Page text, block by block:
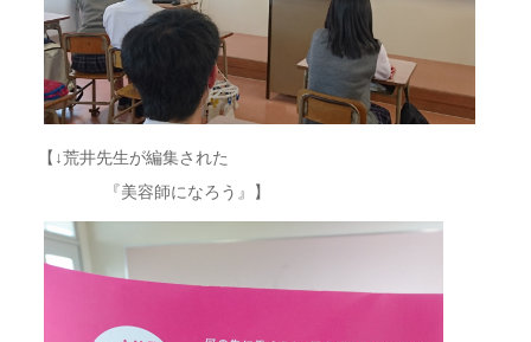
【↓荒井先生が編集された
『美容師になろう』】